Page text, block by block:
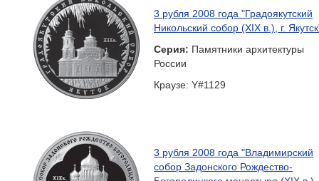
3 рубля 2008 года "Градоякутский
Никольский собор (XIX в.), г.
Серия: Памятники архитектуры
России
Краузе: Y#1129
3 рубля 2008 года "Владимирский
собор Задонского Рождество-